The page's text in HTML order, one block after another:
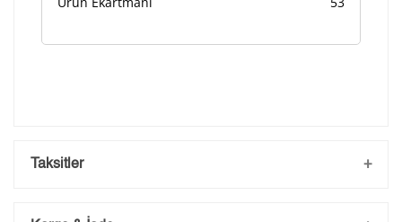
Taksitler